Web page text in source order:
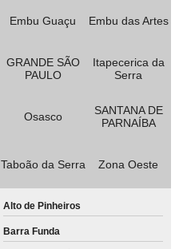
Embu Guaçu Embu das Artes
GRANDE SÃO
PAULO
Itapecerica da
Serra
Osasco
SANTANA DE
PARNAÍBA
Taboão da Serra Zona Oeste
Alto de Pinheiros
Barra Funda